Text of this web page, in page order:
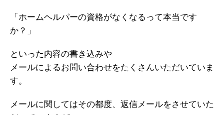
「ホームヘルパーの資格がなくなるって本当です
か？」
といった内容の書き込みや
メールによるお問い合わせをたくさんいただいていま
す。
メールに関してはその都度、返信メールをさせていた